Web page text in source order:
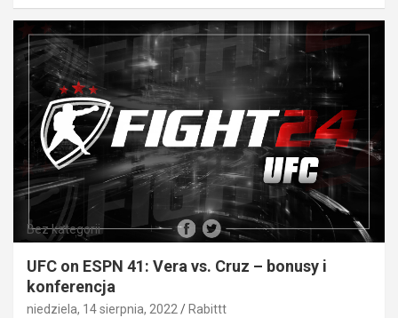
Bez kategorii
UFC on ESPN 41: Vera vs. Cruz – bonusy i
konferencja
niedziela, 14 sierpnia, 2022 Rabittt